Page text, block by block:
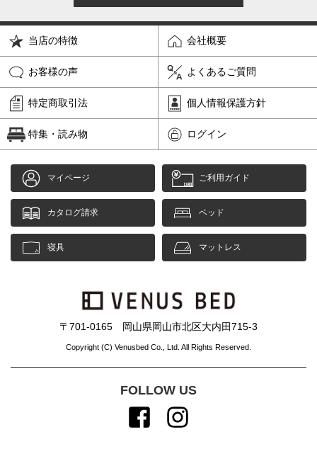
当店の特徴 会社概要
お客様の声 よくあるご質問
特定商取引法 個人情報保護方針
特集・読み物 ログイン
マイページ ご利用ガイド
カタログ請求 ベッド
寝具 マットレス
〒701-0165 岡山県岡山市北区大内田715-3
Copyright (C) Venusbed Co., Ltd. All Rights Reserved.
FOLLOW US